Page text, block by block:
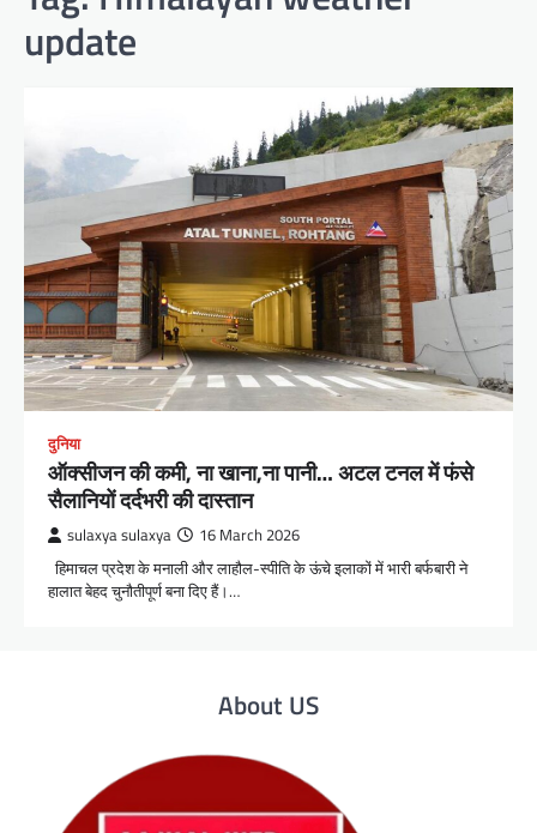
update
दुनिया
ऑक्सीजन की कमी, ना खाना,ना पानी… अटल टनल में फंसे
सैलानियों दर्दभरी की दास्तान
sulaxya sulaxya 16 March 2026
हिमाचल प्रदेश के मनाली और लाहौल-स्पीति के ऊंचे इलाकों में भारी बर्फबारी ने
हालात बेहद चुनौतीपूर्ण बना दिए हैं।…
About US